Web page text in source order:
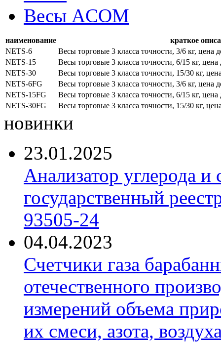
Весы ACOM
наименование
краткое
NETS-6
Весы торговые 3 класса точности, 3/6 кг, цена
NETS-15
Весы торговые 3 класса точности, 6/15 кг,
NETS-30
Весы торговые 3 класса точности, 15/30 кг,
NETS-6FG
Весы торговые 3 класса точности, 3/6 кг, цена
NETS-15FG
Весы торговые 3 класса точности, 6/15 кг,
NETS-30FG
Весы торговые 3 класса точности, 15/30 кг,
новинки
23.01.2025
Анализатор углерода
государственный
93505-24
04.04.2023
Счетчики газа
отечественного
измерений объема
их смеси, азота,